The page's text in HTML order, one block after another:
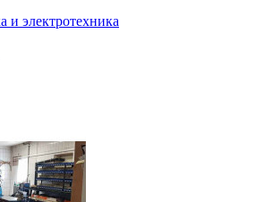
и электротехника